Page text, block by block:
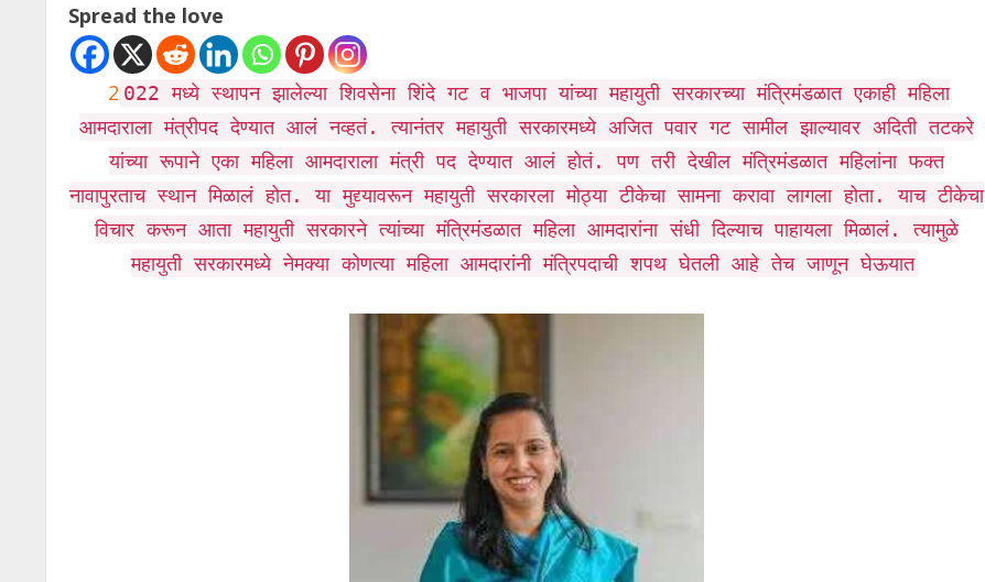
Spread the love
2 022 मध्ये स्थापन झालेल्या शिवसेना शिंदे गट व भाजपा यांच्या महायुती सरकारच्या मंत्रिमंडळात एकाही महिला
आमदाराला मंत्रीपद देण्यात आलं नव्हतं. त्यानंतर महायुती सरकारमध्ये अजित पवार गट सामील झाल्यावर अदिती तटकरे
यांच्या रूपाने एका महिला आमदाराला मंत्री पद देण्यात आलं होतं. पण तरी देखील मंत्रिमंडळात महिलांना फक्त
नावापुरताच स्थान मिळालं होत. या मुद्द्यावरून महायुती सरकारला मोठ्या टीकेचा सामना करावा लागला होता. याच टीकेचा
विचार करून आता महायुती सरकारने त्यांच्या मंत्रिमंडळात महिला आमदारांना संधी दिल्याच पाहायला मिळालं. त्यामुळे
महायुती सरकारमध्ये नेमक्या कोणत्या महिला आमदारांनी मंत्रिपदाची शपथ घेतली आहे तेच जाणून घेऊयात